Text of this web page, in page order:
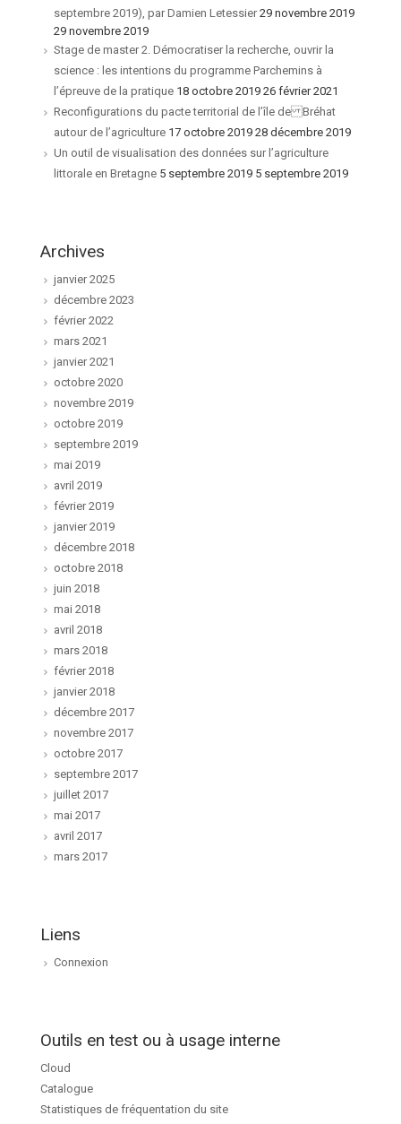
septembre 2019), par Damien Letessier29 novembre 2019
29 novembre 2019
Stage de master 2. Démocratiser la recherche, ouvrir la
science : les intentions du programme Parchemins à
l’épreuve de la pratique 18 octobre 2019 26 février 2021
Reconfigurations du pacte territorial de l’île de Bréhat
autour de l’agriculture 17 octobre 2019 28 décembre 2019
Un outil de visualisation des données sur l’agriculture
littorale en Bretagne 5 septembre 2019 5 septembre 2019
Archives
janvier 2025
décembre 2023
février 2022
mars 2021
janvier 2021
octobre 2020
novembre 2019
octobre 2019
septembre 2019
mai 2019
avril 2019
février 2019
janvier 2019
décembre 2018
octobre 2018
juin 2018
mai 2018
avril 2018
mars 2018
février 2018
janvier 2018
décembre 2017
novembre 2017
octobre 2017
septembre 2017
juillet 2017
mai 2017
avril 2017
mars 2017
Liens
Connexion
Outils en test ou à usage interne
Cloud
Catalogue
Statistiques de fréquentation du site